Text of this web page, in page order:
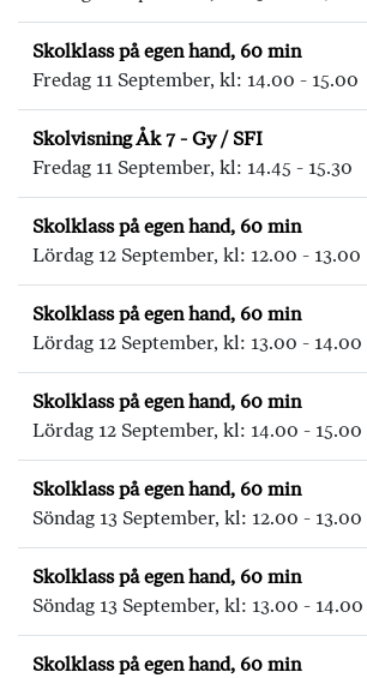
Skolklass på egen hand, 60 min
Fredag 11 September, kl: 14.00 - 15.00
Skolvisning Åk 7 - Gy / SFI
Fredag 11 September, kl: 14.45 - 15.30
Skolklass på egen hand, 60 min
Lördag 12 September, kl: 12.00 - 13.00
Skolklass på egen hand, 60 min
Lördag 12 September, kl: 13.00 - 14.00
Skolklass på egen hand, 60 min
Lördag 12 September, kl: 14.00 - 15.00
Skolklass på egen hand, 60 min
Söndag 13 September, kl: 12.00 - 13.00
Skolklass på egen hand, 60 min
Söndag 13 September, kl: 13.00 - 14.00
Skolklass på egen hand, 60 min